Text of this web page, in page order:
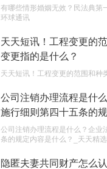
的企业委托外贸公司进
权利和责任是什么？
2023-05-04
单纯的遗产赠要缴税吗？
2023-05-05
有哪些情形婚姻无效？民法典第
环球通讯
天天短讯！工程变更的
变更指的是什么？
天天短讯！工程变更的范围和种
公司注销办理流程是什
施行细则第四十五条的
选
公司注销办理流程是什么？企业
条的规定内容是什么？_天天精选
隐匿夫妻共同财产怎么